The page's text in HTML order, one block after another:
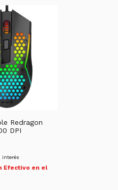
Redragon
DPI
interés
Efectivo en el